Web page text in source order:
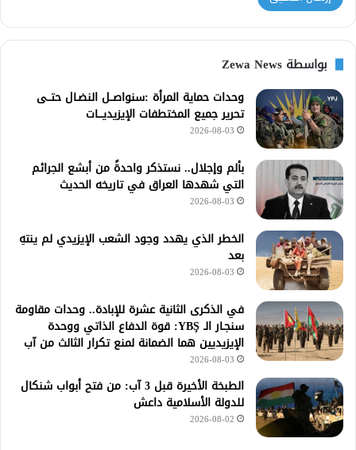
بواسطة Zewa News
وحدات حماية المرأة :سنواصــل النضـال حتــى
تحرير جميع المختطفات الإيزيديـــات
2026-08-03
بألم وإجلال.. نستذكر واحدةً من أبشع الجرائم
التي شهدها العراق في تاريخه الحديث
2026-08-03
الخطر الذي يهدد وجود الشعب الإيزيدي لم ينتهِ
بعد
2026-08-03
في الذكرى الثانية عشرة للإبادة.. وحدات مقاومة
سنجـار الـ YBŞ: قوة الدفاع الذاتي ووحدة
الإيزيديين هما الضمانة لمنع تكرار الثالث من آب
2026-08-03
الطبخة الأخيرة قبل 3 آب: من فتح أبواب شنكال
للدولة الأسلامية داعش
2026-08-02